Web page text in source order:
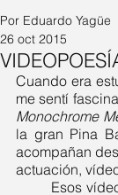
Por Eduardo Yagüe
26 oct 2015
Cuando era
me sentí
Monochrome
la gran Pina
acompañan
actuación,